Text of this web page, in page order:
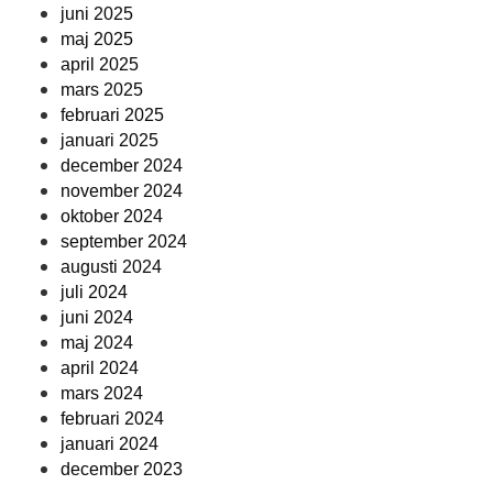
juni 2025
maj 2025
april 2025
mars 2025
februari 2025
januari 2025
december 2024
november 2024
oktober 2024
september 2024
augusti 2024
juli 2024
juni 2024
maj 2024
april 2024
mars 2024
februari 2024
januari 2024
december 2023